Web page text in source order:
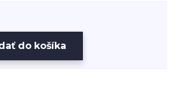
do košíka